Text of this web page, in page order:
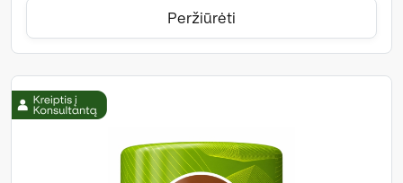
Peržiūrėti